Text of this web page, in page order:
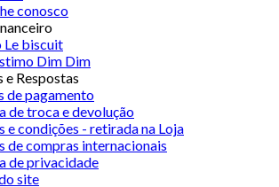
conosco
Le biscuit
Dim Dim
e Respostas
de pagamento
de troca e devolução
e condições - retirada na Loja
de compras internacionais
de privacidade
site